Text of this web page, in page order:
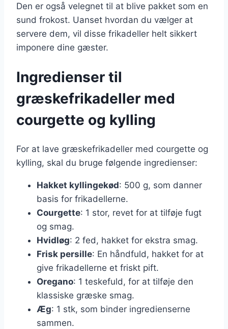
Den er også velegnet til at blive pakket som en
sund frokost. Uanset hvordan du vælger at
servere dem, vil disse frikadeller helt sikkert
imponere dine gæster.
Ingredienser til
græskefrikadeller med
courgette og kylling
For at lave græskefrikadeller med courgette og
kylling, skal du bruge følgende ingredienser:
Hakket kyllingekød: 500 g, som danner
basis for frikadellerne.
Courgette: 1 stor, revet for at tilføje fugt
og smag.
Hvidløg: 2 fed, hakket for ekstra smag.
Frisk persille: En håndfuld, hakket for at
give frikadellerne et friskt pift.
Oregano: 1 teskefuld, for at tilføje den
klassiske græske smag.
Æg: 1 stk, som binder ingredienserne
sammen.